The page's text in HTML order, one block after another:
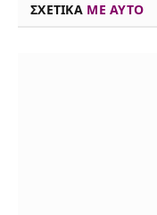
ΣΧΕΤΙΚΑ ME AYTO